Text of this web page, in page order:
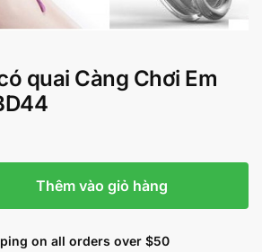
quai Càng Chơi Em
Thêm vào giỏ hàng
on all orders over $50